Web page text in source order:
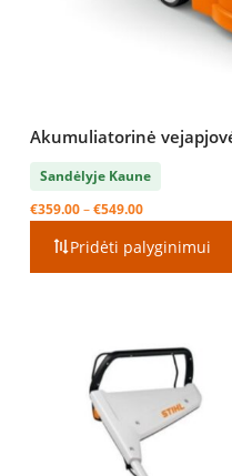
Akumuliatorinė
Sandėlyje Kaune
€359.00–€549.00Price
€359.00
through
Pridėti palyginimui